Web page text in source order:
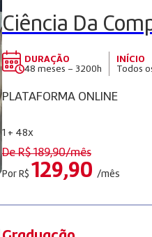
Ciência Da
DURAÇÃO
48 meses – 3200h
INÍCIO
Todos
PLATAFORMA ONLINE
1 + 48x
De R$189,90/mês
Por R$ 129,90 /mês